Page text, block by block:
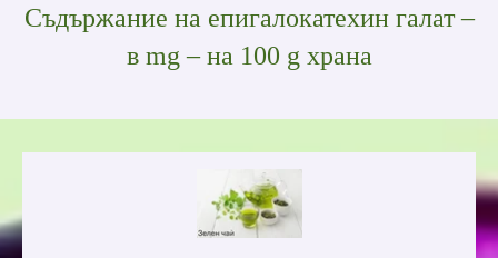
Съдържание на епигалокатехин галат –
в mg – на 100 g храна